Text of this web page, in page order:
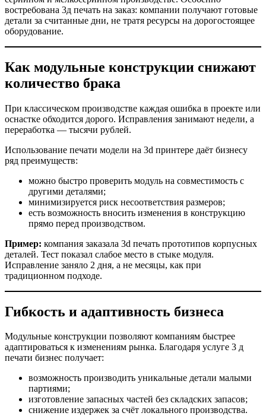
востребована 3д печать на заказ: компании получают готовые
детали за считанные дни, не тратя ресурсы на дорогостоящее
оборудование.
Как модульные конструкции снижают
количество брака
При классическом производстве каждая ошибка в проекте или
оснастке обходится дорого. Исправления занимают недели, а
переработка — тысячи рублей.
Использование печати модели на 3d принтере даёт бизнесу
ряд преимуществ:
можно быстро проверить модуль на совместимость с
другими деталями;
минимизируется риск несоответствия размеров;
есть возможность вносить изменения в конструкцию
прямо перед производством.
Пример: компания заказала 3d печать прототипов корпусных
деталей. Тест показал слабое место в стыке модуля.
Исправление заняло 2 дня, а не месяцы, как при
традиционном подходе.
Гибкость и адаптивность бизнеса
Модульные конструкции позволяют компаниям быстрее
адаптироваться к изменениям рынка. Благодаря услуге 3 д
печати бизнес получает:
возможность производить уникальные детали малыми
партиями;
изготовление запасных частей без складских запасов;
снижение издержек за счёт локального производства.